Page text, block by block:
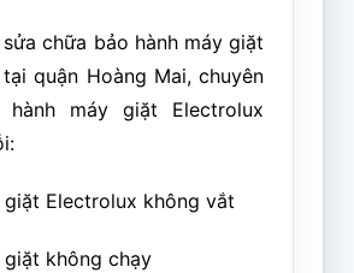
chữa bảo hành máy giặt
quận Hoàng Mai, chuyên
hành máy giặt Electrolux
giặt Electrolux không vắt
giặt không chạy